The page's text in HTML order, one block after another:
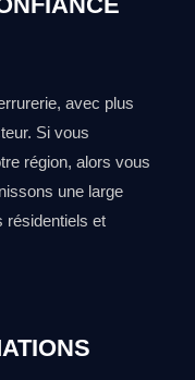
avec plus
Si vous
région, alors vous
une large
résidentiels et